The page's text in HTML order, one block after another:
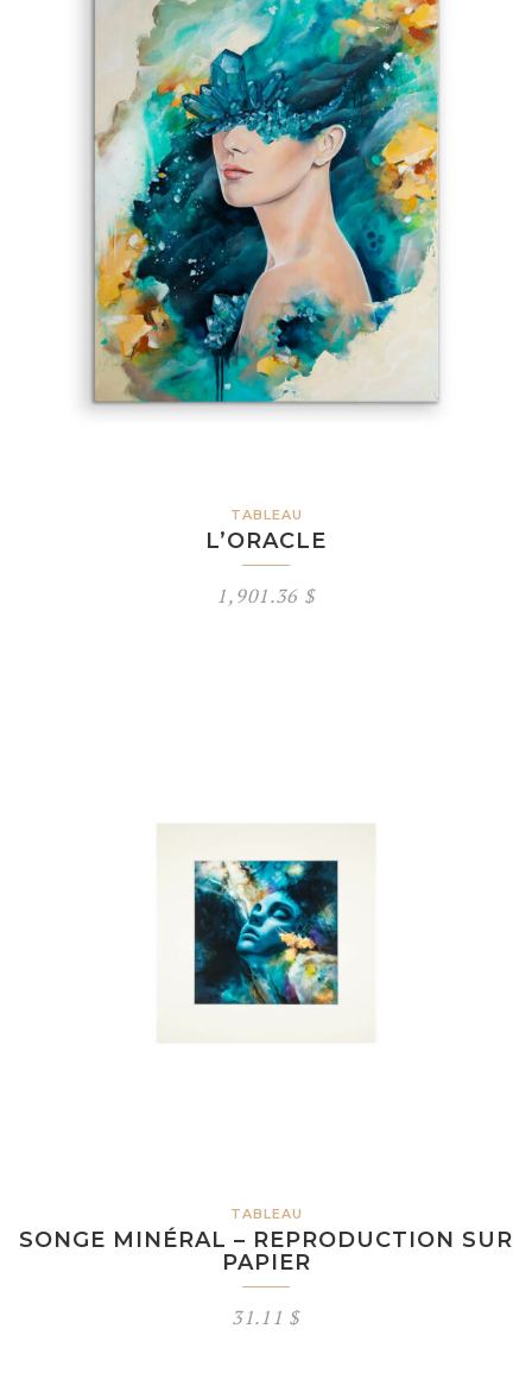
TABLEAU
L’ORACLE
1,901.36 $
TABLEAU
SONGE MINÉRAL – REPRODUCTION SUR
PAPIER
31.11 $